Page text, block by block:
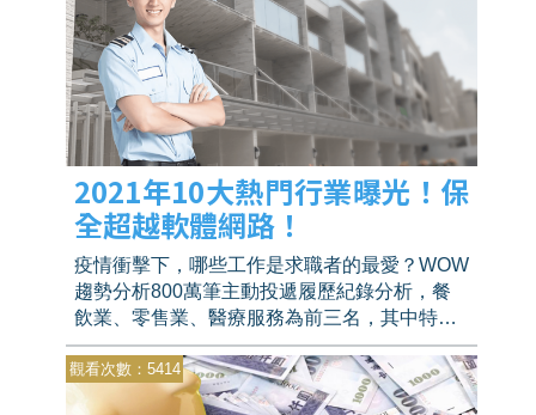
2021年10大熱門行業曝光！保
全超越軟體網路！
疫情衝擊下，哪些工作是求職者的最愛？WOW
趨勢分析800萬筆主動投遞履歷紀錄分析，餐
飲業、零售業、醫療服務為前三名，其中特別
的數據是保全和樓管的應徵意願居然比軟體網
路業還高？！
觀看次數：5414